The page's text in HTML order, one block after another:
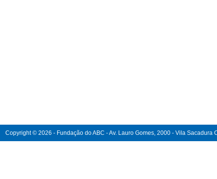
Copyright © 2026 - Fundação do ABC - Av. Lauro Gomes, 2000 - Vila